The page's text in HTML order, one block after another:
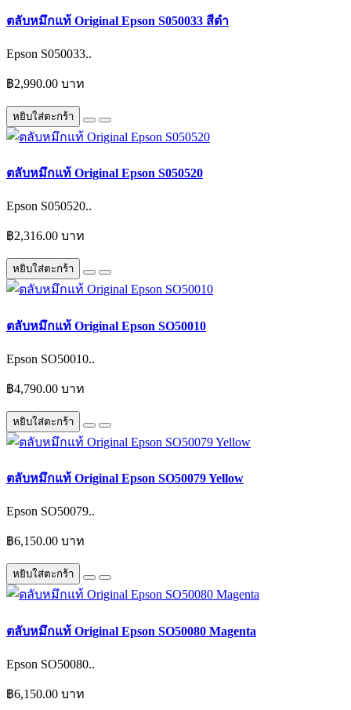
ตลับหมึกแท้ Original Epson S050033 สีดำ
Epson S050033..
฿2,990.00 บาท
หยิบใส่ตะกร้า
ตลับหมึกแท้ Original Epson S050520
Epson S050520..
฿2,316.00 บาท
หยิบใส่ตะกร้า
ตลับหมึกแท้ Original Epson SO50010
Epson SO50010..
฿4,790.00 บาท
หยิบใส่ตะกร้า
ตลับหมึกแท้ Original Epson SO50079 Yellow
Epson SO50079..
฿6,150.00 บาท
หยิบใส่ตะกร้า
ตลับหมึกแท้ Original Epson SO50080 Magenta
Epson SO50080..
฿6,150.00 บาท